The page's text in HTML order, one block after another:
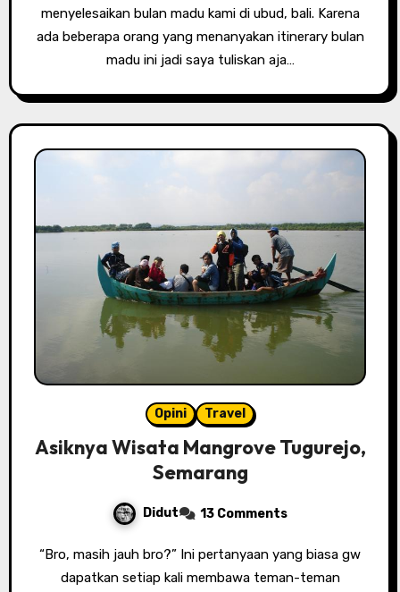
menyelesaikan bulan madu kami di ubud, bali. Karena
ada beberapa orang yang menanyakan itinerary bulan
madu ini jadi saya tuliskan aja…
Opini Travel
Asiknya Wisata Mangrove Tugurejo,
Semarang
Didut 13 Comments
“Bro, masih jauh bro?” Ini pertanyaan yang biasa gw
dapatkan setiap kali membawa teman-teman